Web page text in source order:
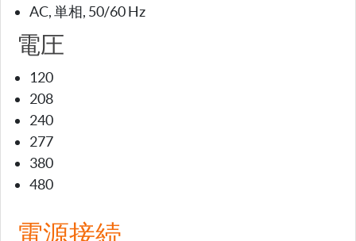
AC, 単相, 50/60 Hz
電圧
120
208
240
277
380
480
電源接続